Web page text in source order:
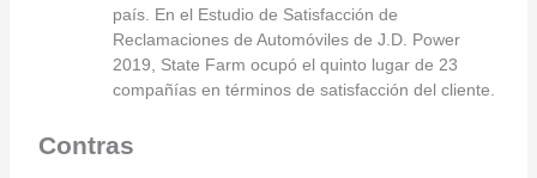
país. En el Estudio de Satisfacción de
Reclamaciones de Automóviles de J.D. Power
2019, State Farm ocupó el quinto lugar de 23
compañías en términos de satisfacción del cliente.
Contras